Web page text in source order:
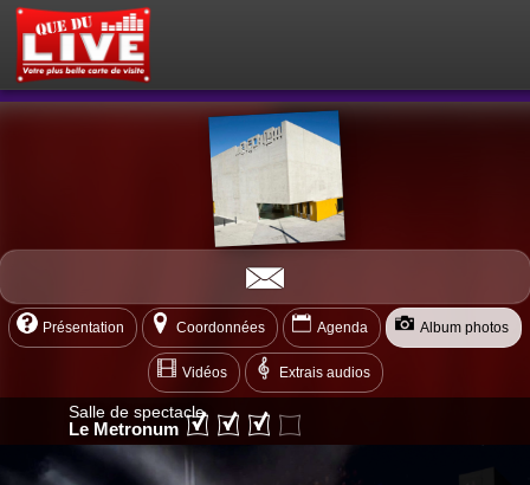
AGENDA
OÙ SORTIR ?
ACTEUR DU LIVE !
PETITES ANNONCES
BOUTIQUE
MON ESPACE PRIVÉ
Présentation Coordonnées Agenda Album photos
Vidéos Extrais audios
Salle de spectacle
Le Metronum